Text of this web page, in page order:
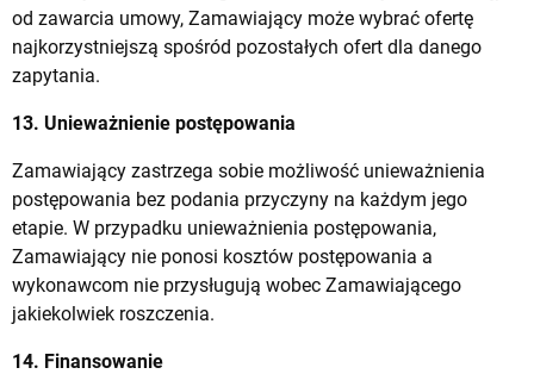
od zawarcia umowy, Zamawiający może wybrać ofertę
najkorzystniejszą spośród pozostałych ofert dla danego
zapytania.
13. Unieważnienie postępowania
Zamawiający zastrzega sobie możliwość unieważnienia
postępowania bez podania przyczyny na każdym jego
etapie. W przypadku unieważnienia postępowania,
Zamawiający nie ponosi kosztów postępowania a
wykonawcom nie przysługują wobec Zamawiającego
jakiekolwiek roszczenia.
14. Finansowanie